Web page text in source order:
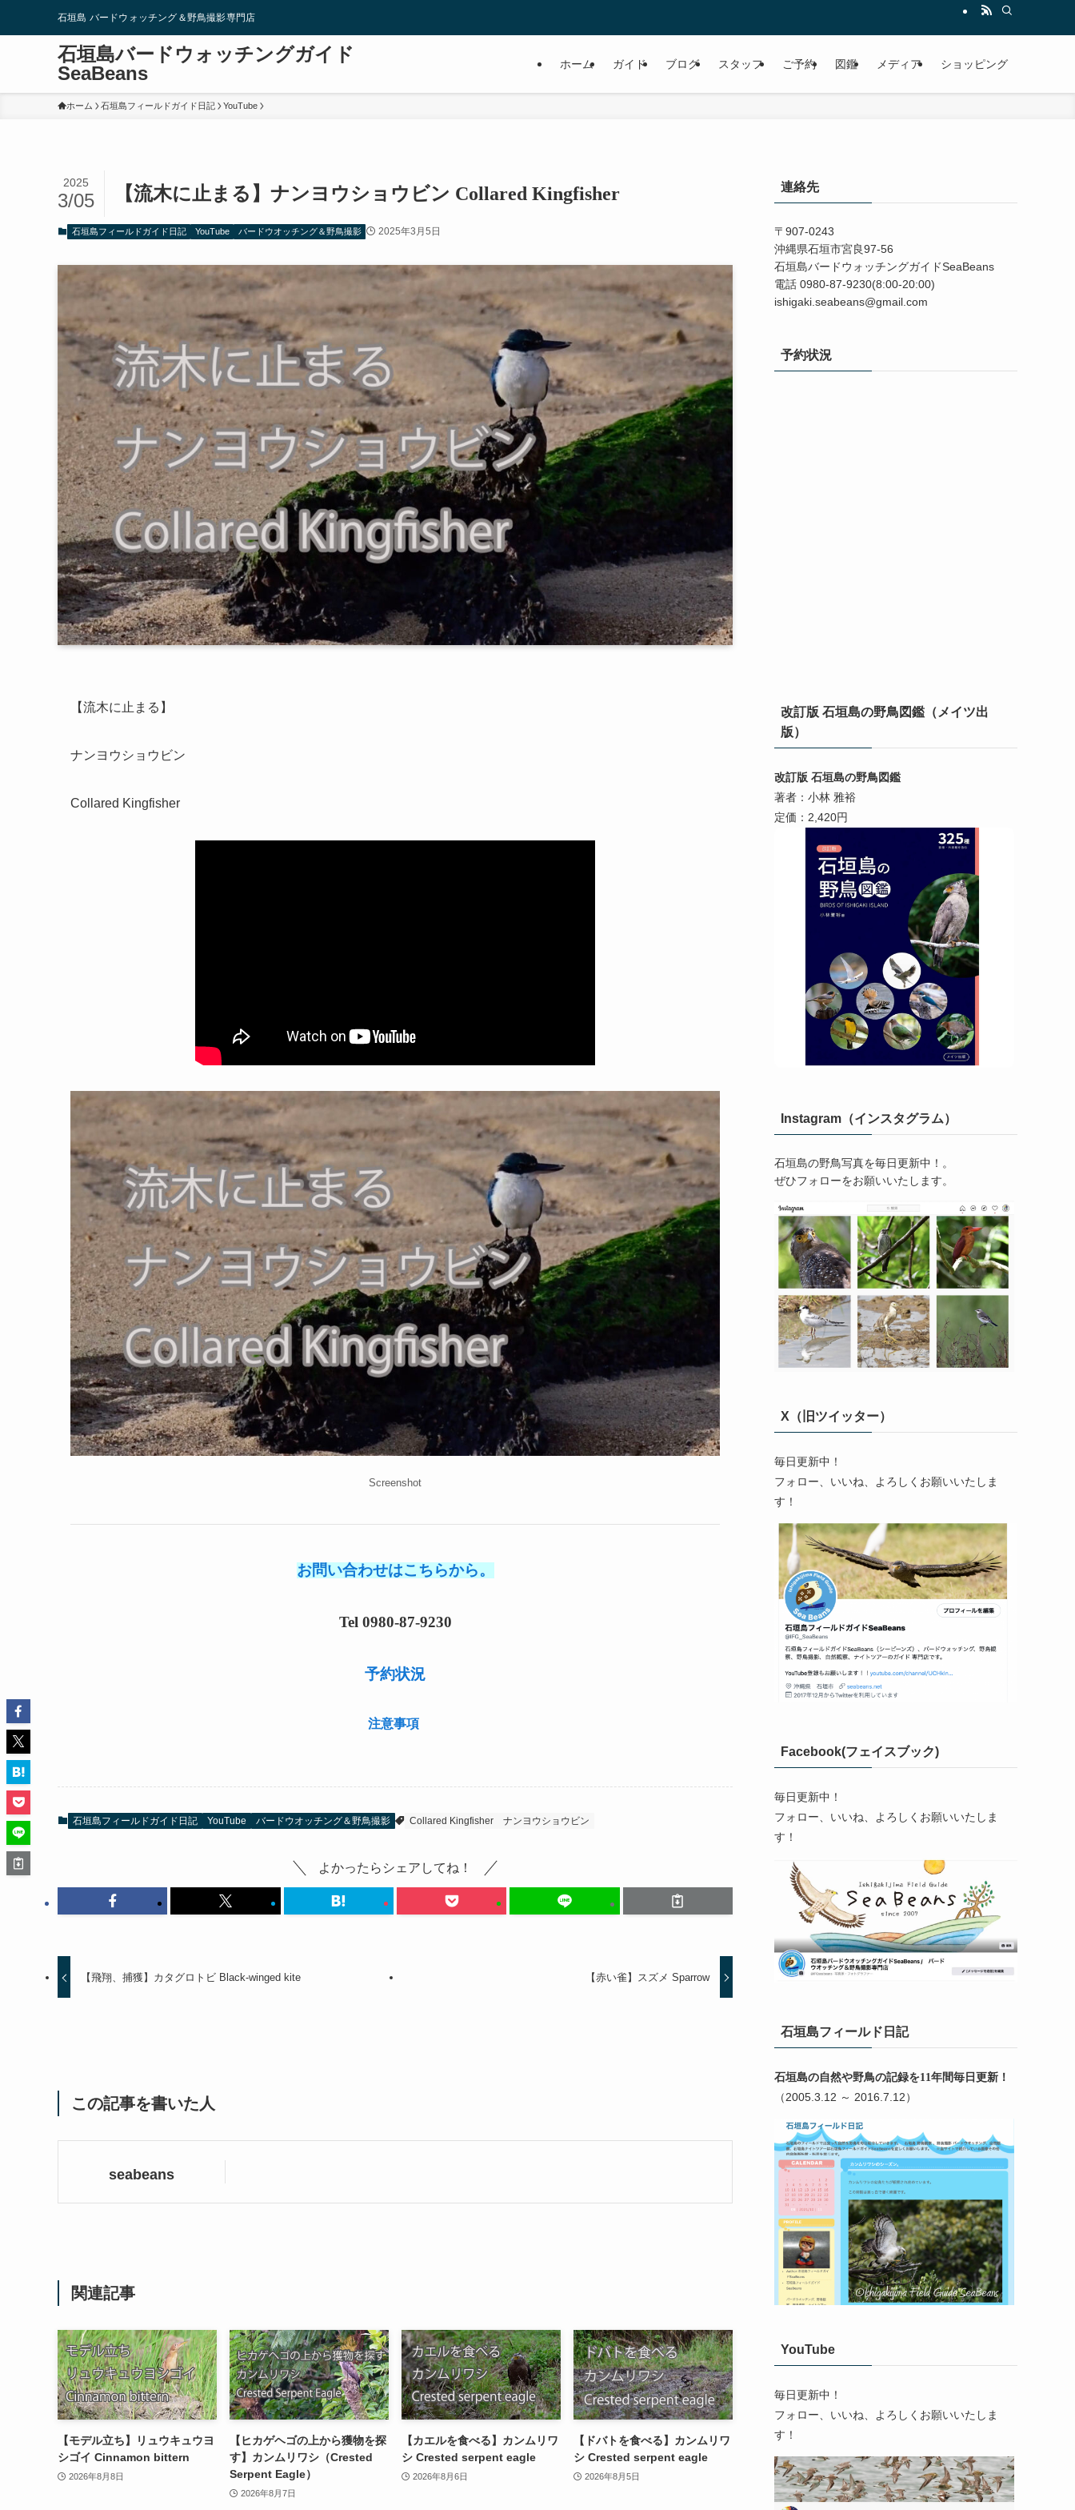
石垣島 バードウォッチング＆野鳥撮影専門店
石垣島バードウォッチングガイド
SeaBeans
ホーム ガイド ブログ スタッフ ご予約 図鑑 メディア ショッピング
ホーム 石垣島フィールドガイド日記 YouTube
【流木に止まる】ナンヨウショウビン Collared Kingfisher
2025
3/05
石垣島フィールドガイド日記 YouTube バードウオッチング＆野鳥撮影 2025年3月5日
【流木に止まる】
ナンヨウショウビン
Collared Kingfisher
Screenshot
お問い合わせはこちらから。
Tel 0980-87-9230
予約状況
注意事項
石垣島フィールドガイド日記 YouTube バードウオッチング＆野鳥撮影 Collared Kingfisher ナンヨウショウビン
よかったらシェアしてね！
【飛翔、捕獲】カタグロトビ Black-winged kite 【赤い雀】スズメ Sparrow
この記事を書いた人
seabeans
関連記事
【モデル立ち】リュウキュウヨ
シゴイ Cinnamon bittern
2026年8月8日
【ヒカゲヘゴの上から獲物を探
す】カンムリワシ（Crested
Serpent Eagle）
2026年8月7日
【カエルを食べる】カンムリワ
シ Crested serpent eagle
2026年8月6日
【ドバトを食べる】カンムリワ
シ Crested serpent eagle
2026年8月5日
連絡先
〒907-0243
沖縄県石垣市宮良97-56
石垣島バードウォッチングガイドSeaBeans
電話 0980-87-9230(8:00-20:00)
ishigaki.seabeans@gmail.com
予約状況
改訂版 石垣島の野鳥図鑑（メイツ出
版）
改訂版 石垣島の野鳥図鑑
著者：小林 雅裕
定価：2,420円
Instagram（インスタグラム）
石垣島の野鳥写真を毎日更新中！。
ぜひフォローをお願いいたします。
X（旧ツイッター）
毎日更新中！
フォロー、いいね、よろしくお願いいたしま
す！
Facebook(フェイスブック)
毎日更新中！
フォロー、いいね、よろしくお願いいたしま
す！
石垣島フィールド日記
石垣島の自然や野鳥の記録を11年間毎日更新！
（2005.3.12 ～ 2016.7.12）
YouTube
毎日更新中！
フォロー、いいね、よろしくお願いいたしま
す！